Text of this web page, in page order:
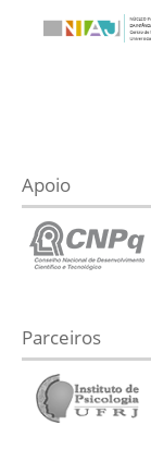
Apoio
Parceiros